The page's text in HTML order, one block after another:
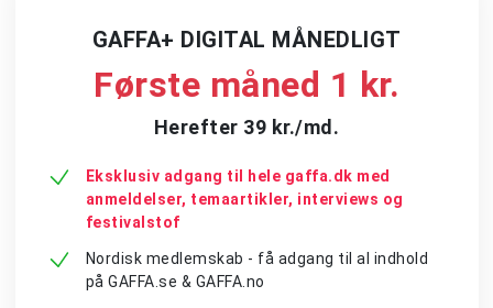
GAFFA+ DIGITAL MÅNEDLIGT
Første måned 1 kr.
Herefter 39 kr./md.
Eksklusiv adgang til hele gaffa.dk med
anmeldelser, temaartikler, interviews og
festivalstof
Nordisk medlemskab - få adgang til al indhold
på GAFFA.se & GAFFA.no